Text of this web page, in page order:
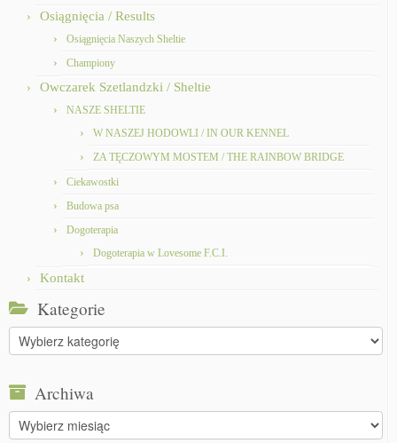
Osiągnięcia / Results
Osiągnięcia Naszych Sheltie
Championy
Owczarek Szetlandzki / Sheltie
NASZE SHELTIE
W NASZEJ HODOWLI / IN OUR KENNEL
ZA TĘCZOWYM MOSTEM / THE RAINBOW BRIDGE
Ciekawostki
Budowa psa
Dogoterapia
Dogoterapia w Lovesome F.C.I.
Kontakt
Kategorie
Kategorie
Archiwa
Archiwa